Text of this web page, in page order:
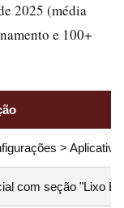
2025 (média
e 100+
>
com seção "Lixo